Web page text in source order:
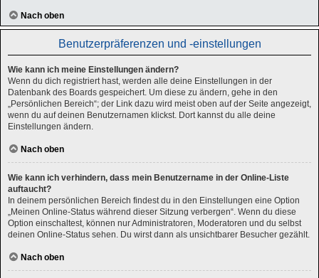
Nach oben
Benutzerpräferenzen und -einstellungen
Wie kann ich meine Einstellungen ändern?
Wenn du dich registriert hast, werden alle deine Einstellungen in der
Datenbank des Boards gespeichert. Um diese zu ändern, gehe in den
„Persönlichen Bereich“; der Link dazu wird meist oben auf der Seite angezeigt,
wenn du auf deinen Benutzernamen klickst. Dort kannst du alle deine
Einstellungen ändern.
Nach oben
Wie kann ich verhindern, dass mein Benutzername in der Online-Liste
auftaucht?
In deinem persönlichen Bereich findest du in den Einstellungen eine Option
„Meinen Online-Status während dieser Sitzung verbergen“. Wenn du diese
Option einschaltest, können nur Administratoren, Moderatoren und du selbst
deinen Online-Status sehen. Du wirst dann als unsichtbarer Besucher gezählt.
Nach oben